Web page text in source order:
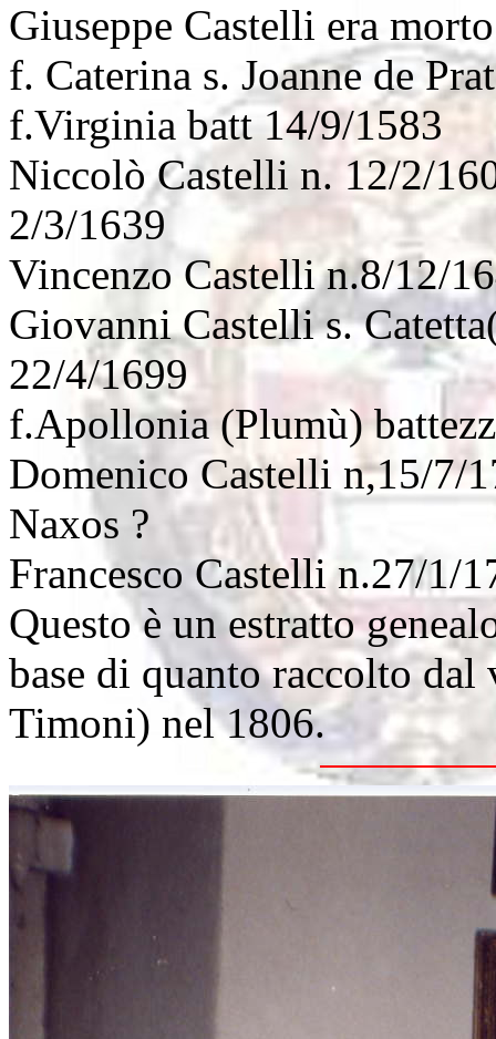
Giuseppe Castelli era
f. Caterina s. Joanne de
f.Virginia batt 14/9/1583
Niccolò Castelli n. 12/2/
2/3/1639
Vincenzo Castelli n.8/12/
Giovanni Castelli s.
22/4/1699
f.Apollonia (Plumù)
Domenico Castelli n,15/7/
Naxos ?
Francesco Castelli n.27/1/
Questo è un estratto
base di quanto raccolto
Timoni) nel 1806.